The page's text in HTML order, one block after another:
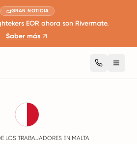
GRAN NOTICIA
EOR ahora son Rivermate.
Saber más
LOS TRABAJADORES EN MALTA